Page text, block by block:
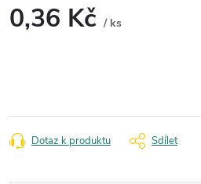
0,36 Kč / ks
Dotaz k produktu Sdílet